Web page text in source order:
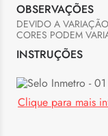
OBSERVAÇÕES
DEVIDO A
CORES PODEM
INSTRUÇÕES
Clique para mais